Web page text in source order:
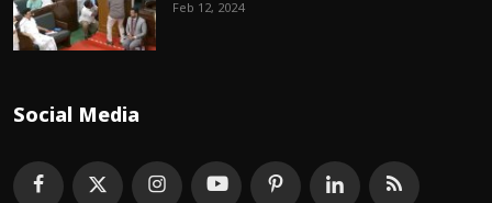
Feb 12, 2024
Social Media